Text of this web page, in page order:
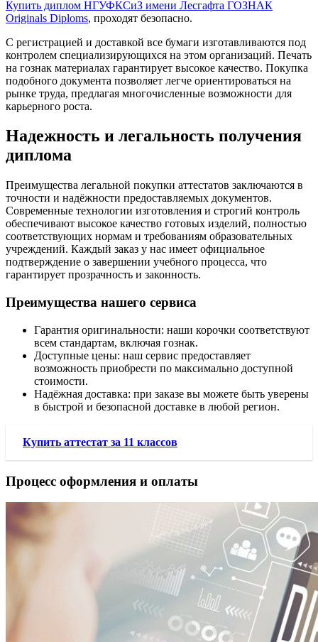
Купить диплом НГУФКСиЗ имени Лесгафта ГОЗНАК
Originals Diploms, проходят безопасно.
С регистрацией и доставкой все бумаги изготавливаются под
контролем специализирующихся на этом организаций. Печать
на гознак материалах гарантирует высокое качество. Покупка
подобного документа позволяет легче ориентироваться на
рынке труда, предлагая многочисленные возможности для
карьерного роста.
Надежность и легальность получения
диплома
Преимущества легальной покупки аттестатов заключаются в
точности и надёжности предоставляемых документов.
Современные технологии изготовления и строгий контроль
обеспечивают высокое качество готовых изделий, полностью
соответствующих нормам и требованиям образовательных
учреждений. Каждый заказ у нас имеет официальное
подтверждение о завершении учебного процесса, что
гарантирует прозрачность и законность.
Преимущества нашего сервиса
Гарантия оригинальности: наши корочки соответствуют
всем стандартам, включая гознак.
Доступные цены: наш сервис предоставляет
возможность приобрести по максимально доступной
стоимости.
Надёжная доставка: при заказе вы можете быть уверены
в быстрой и безопасной доставке в любой регион.
Купить аттестат за 11 классов
Процесс оформления и оплаты